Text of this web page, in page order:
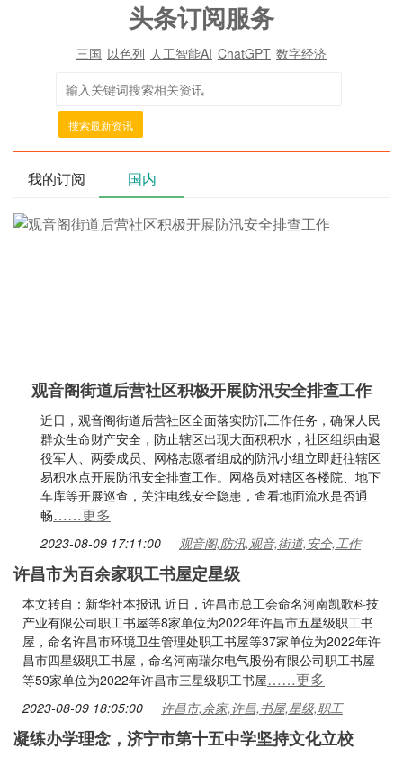
头条订阅服务
三国 以色列 人工智能AI ChatGPT 数字经济
搜索最新资讯
我的订阅 国内
观音阁街道后营社区积极开展防汛安全排查工作
近日，观音阁街道后营社区全面落实防汛工作任务，确保人民
群众生命财产安全，防止辖区出现大面积积水，社区组织由退
役军人、两委成员、网格志愿者组成的防汛小组立即赶往辖区
易积水点开展防汛安全排查工作。网格员对辖区各楼院、地下
车库等开展巡查，关注电线安全隐患，查看地面流水是否通
畅……更多
2023-08-09 17:11:00 观音阁,防汛,观音,街道,安全,工作
许昌市为百余家职工书屋定星级
本文转自：新华社本报讯 近日，许昌市总工会命名河南凯歌科技
产业有限公司职工书屋等8家单位为2022年许昌市五星级职工书
屋，命名许昌市环境卫生管理处职工书屋等37家单位为2022年许
昌市四星级职工书屋，命名河南瑞尔电气股份有限公司职工书屋
等59家单位为2022年许昌市三星级职工书屋……更多
2023-08-09 18:05:00 许昌市,余家,许昌,书屋,星级,职工
凝练办学理念，济宁市第十五中学坚持文化立校